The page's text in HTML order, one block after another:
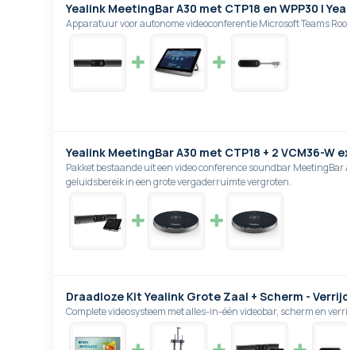
Yealink MeetingBar A30 met CTP18 en WPP30 |
Apparatuur voor autonome videoconferentie Microsoft Teams
Yealink MeetingBar A30 met CTP18 + 2 VCM36-W
Pakket bestaande uit een video conference soundbar
geluidsbereik in een grote vergaderruimte vergroten.
Draadloze Kit Yealink Grote Zaal + Scherm -
Complete videosysteem met alles-in-één videobar, scherm en